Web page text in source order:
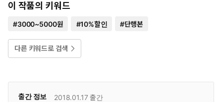
이 작품의 키워드
#3000~5000원 #10%할인 #단행본
다른 키워드로 검색
출간 정보 2018.01.17 출간